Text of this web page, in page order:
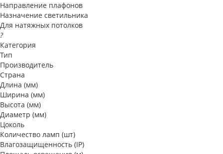
Направление плафонов
Назначение светильника
Для натяжных потолков
?
Категория
Тип
Производитель
Страна
Длина (мм)
Ширина (мм)
Высота (мм)
Диаметр (мм)
Цоколь
Количество ламп (шт)
Влагозащищенность (IP)